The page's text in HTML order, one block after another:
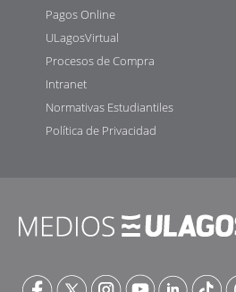
Pagos Online
ULagosVirtual
Procesos de Compra
Intranet
Normativas Estudiantiles
Política de Privacidad